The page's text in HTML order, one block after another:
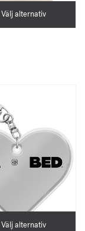
Välj alternativ
Välj alternativ